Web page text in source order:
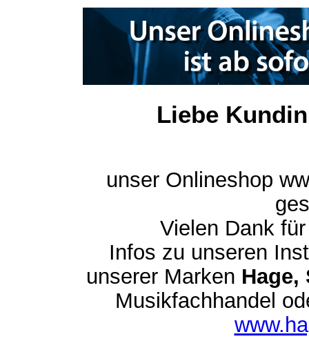
Liebe
unser Onlineshop
Vielen Dank
Infos zu unseren
unserer Marken Hage,
Musikfachhandel